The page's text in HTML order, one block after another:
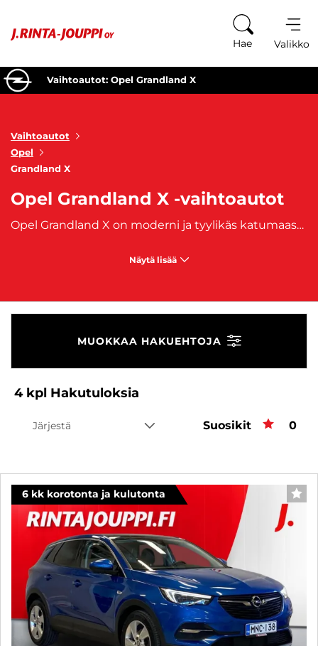
Hae Valikko
Vaihtoautot: Opel Grandland X
Vaihtoautot
Opel
Grandland X
Opel Grandland X -vaihtoautot
Opel Grandland X on moderni ja tyylikäs katumaasturi, joka yhdistää huipputason ajomukavuuden, suorituskyvyn ja monipuolisen teknologian. Käytetyt Opel Grandland X -vaihtoautot tarjoavat erinomaisen mahdollisuuden hankkia laadukas ja tilava SUV edullisemmalla hinnalla, kuitenkaan tinkimättä mukavuudesta tai turvallisuudesta. Grandland X on suunniteltu sopimaan niin kaupunkiajoon kuin pitkille matkoille, tarjoten erinomaisen ajokokemuksen joka tilanteessa. Käytetyt Grandland X -mallit ovat saatavilla monipuolisilla ja polttoainetaloudellisilla moottorivaihtoehdoilla, kuten bensiini- ja dieselmoottoreilla sekä hybrideinä, jotka takaavat sekä tehokkuuden että ympäristöystävällisyyden. Monissa malleissa on myös kehittyneitä turvallisuus- ja mukavuusominaisuuksia, kuten kaistavaroitin, mukautuva vakionopeudensäädin, pysäköintiavustin ja älykkäät infotainment-järjestelmät, jotka tekevät ajamisesta turvallista ja mukavaa kaikissa ajo-olosuhteissa.
Näytä lisää
MUOKKAA HAKUEHTOJA
4kpl Hakutuloksia
Järjestä Suosikit 0
6 kk korotonta ja kulutonta